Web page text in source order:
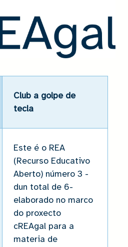
Club a golpe de
tecla
Este é o REA
(Recurso Educativo
Aberto) número 3 -
dun total de 6-
elaborado no marco
do proxecto
cREAgal para a
materia de